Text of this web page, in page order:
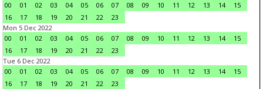
00
01 02 03 04 05 06 07 08 09 10 11 12 13 14
15
16
17 18 19 20 21 22
23
Mon 5 Dec 2022
00
01 02 03 04 05 06 07 08 09 10 11 12 13 14
15
16
17 18 19 20 21 22
23
Tue 6 Dec 2022
00
01 02 03 04 05 06 07 08 09 10 11 12 13 14
15
16
17 18 19 20 21 22
23